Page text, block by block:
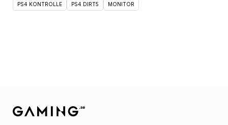
PS4 KONTROLLE PS4 DIRT5 MONITOR